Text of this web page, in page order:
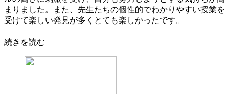
まりました。また、先生たちの個性的でわかりやすい授業を
受けて楽しい発見が多くとても楽しかったです。
続きを読む